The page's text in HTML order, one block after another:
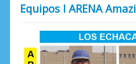
Equipos I ARENA